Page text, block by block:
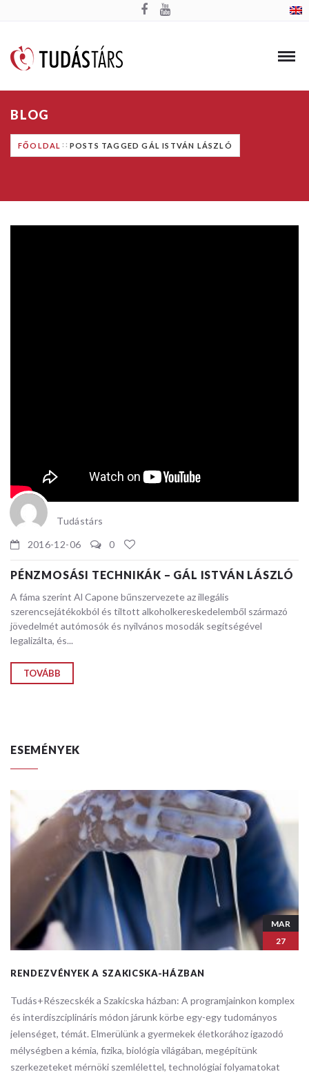
BLOG
FŐOLDAL POSTS TAGGED GÁL ISTVÁN LÁSZLÓ
Tudástárs
2016-12-06
0
PÉNZMOSÁSI TECHNIKÁK – GÁL ISTVÁN LÁSZLÓ
A fáma szerint Al Capone bűnszervezete az illegális
szerencsejátékokból és tiltott alkoholkereskedelemből származó
jövedelmét autómosók és nyilvános mosodák segítségével
legalizálta, és...
TOVÁBB
ESEMÉNYEK
MAR
27
RENDEZVÉNYEK A SZAKICSKA-HÁZBAN
Tudás+Részecskék a Szakicska házban: ​A programjainkon komplex
és interdiszciplináris módon járunk körbe egy-egy tudományos
jelenséget, témát. Elmerülünk a gyermekek életkorához igazodó
mélységben a kémia, fizika, biológia világában, megépítünk
szerkezeteket mérnöki szemlélettel, technológiai folyamatokat